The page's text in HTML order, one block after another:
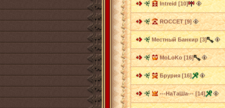
Intreid [10]
ROCCET [9]
Местный Банкир [3]
MoLoKo [16]
Брурия [16]
---НаТаШа--- [14]